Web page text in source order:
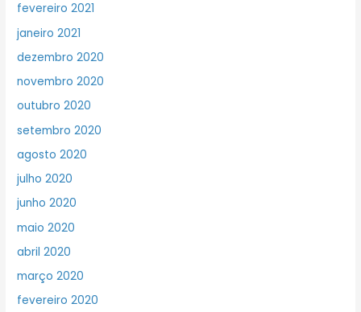
fevereiro 2021
janeiro 2021
dezembro 2020
novembro 2020
outubro 2020
setembro 2020
agosto 2020
julho 2020
junho 2020
maio 2020
abril 2020
março 2020
fevereiro 2020